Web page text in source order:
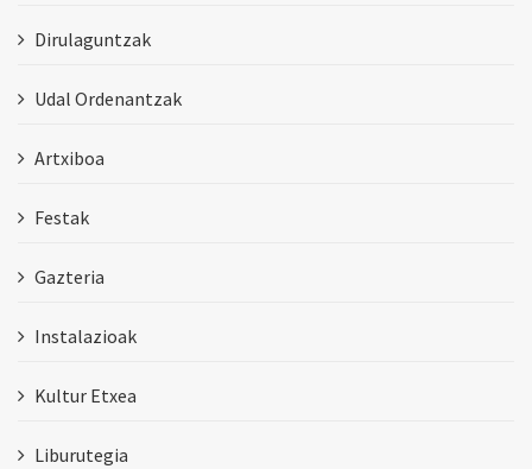
Dirulaguntzak
Udal Ordenantzak
Artxiboa
Festak
Gazteria
Instalazioak
Kultur Etxea
Liburutegia